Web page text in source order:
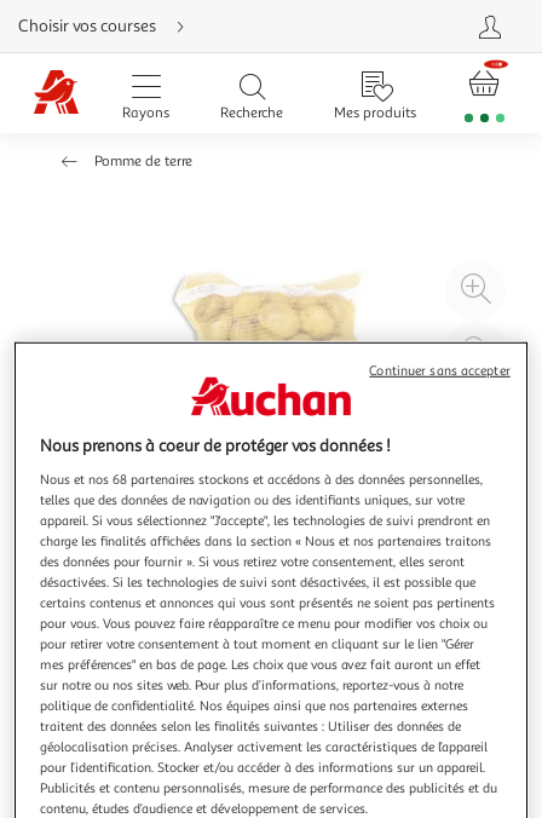
Aller
directement
au
contenu
Aller
directement
Aller
Choisir vos courses
Rayons Recherche Mes produits
Pomme de terre
à
Pommes de terre nouvelle récolte
Les pommes de terre nouvelle récolte se distinguent par
leur chair fine et leur peau délicate, signes de leur fraîcheur
saisonnière. Ce caractère leur confère une tenue idéale et
une saveur douce, parfaite pour les salades tièdes estivales.
Elles sont également excellentes simplement sautées avec
En savoir +
5kg
Vous voulez connaître le prix de ce produit ?
Nous prenons à coeur de protéger vos données !
Nous et nos 68 partenaires stockons et accédons à des données personnelles,
telles que des données de navigation ou des identifiants uniques, sur votre
appareil. Si vous sélectionnez "J'accepte", les technologies de suivi prendront en
charge les finalités affichées dans la section « Nous et nos partenaires traitons
des données pour fournir ». Si vous retirez votre consentement, elles seront
désactivées. Si les technologies de suivi sont désactivées, il est possible que
certains contenus et annonces qui vous sont présentés ne soient pas pertinents
pour vous. Vous pouvez faire réapparaître ce menu pour modifier vos choix ou
pour retirer votre consentement à tout moment en cliquant sur le lien "Gérer
mes préférences" en bas de page. Les choix que vous avez fait auront un effet
sur notre ou nos sites web. Pour plus d’informations, reportez-vous à notre
politique de confidentialité. Nos équipes ainsi que nos partenaires externes
traitent des données selon les finalités suivantes : Utiliser des données de
géolocalisation précises. Analyser activement les caractéristiques de l’appareil
pour l’identification. Stocker et/ou accéder à des informations sur un appareil.
Publicités et contenu personnalisés, mesure de performance des publicités et du
contenu, études d’audience et développement de services.
Continuer sans accepter